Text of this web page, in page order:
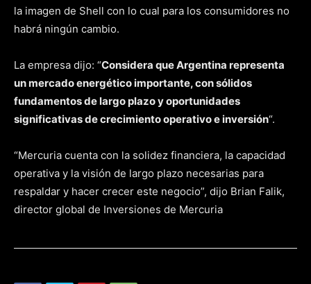
la imagen de Shell con lo cual para los consumidores no
habrá ningún cambio.
La empresa dijo: “Considera que Argentina representa
un mercado energético importante, con sólidos
fundamentos de largo plazo y oportunidades
significativas de crecimiento operativo e inversión“.
“Mercuria cuenta con la solidez financiera, la capacidad
operativa y la visión de largo plazo necesarias para
respaldar y hacer crecer este negocio”, dijo Brian Falik,
director global de Inversiones de Mercuria